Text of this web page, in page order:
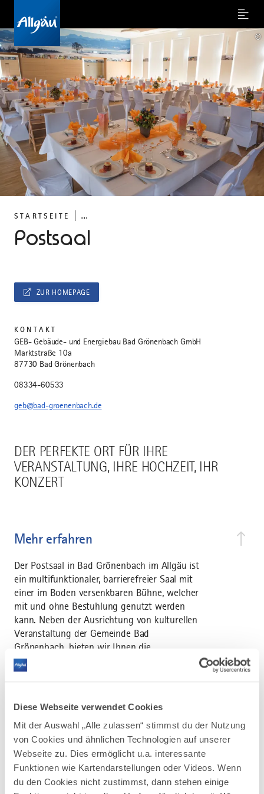
Diese Webseite verwendet Cookies
Mit der Auswahl „Alle zulassen“ stimmst du der Nutzung
von Cookies und ähnlichen Technologien auf unserer
Webseite zu. Dies ermöglicht u.a. interessante
Funktionen wie Kartendarstellungen oder Videos. Wenn
du den Cookies nicht zustimmst, dann stehen einige
Menu
STARTSEITE ...
Postsaal
©
DER PERFEKTE ORT FÜR IHRE
VERANSTALTUNG, IHRE HOCHZEIT, IHR
KONZERT
Mehr erfahren
Der Postsaal in Bad Grönenbach im Allgäu ist
ein multifunktionaler, barrierefreier Saal mit
einer im Boden versenkbaren Bühne, welcher
mit und ohne Bestuhlung genutzt werden
kann. Neben der Ausrichtung von kulturellen
Veranstaltung der Gemeinde Bad
Grönenbach, bieten wir Ihnen die
Möglichkeit, den Postsaal für Ihre
Veranstaltung, z.B. als Hochzeitsaal oder für
ZUR HOMEPAGE
KONTAKT
GEB- Gebäude- und Energiebau Bad Grönenbach GmbH
Marktstraße 10a
87730 Bad Grönenbach
08334-60533
geb@bad-groenenbach.de